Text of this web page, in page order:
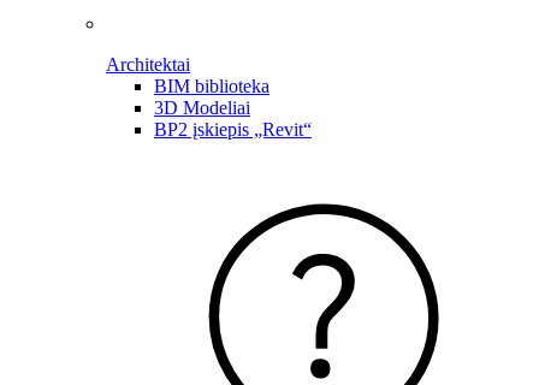
Architektai
BIM biblioteka
3D Modeliai
BP2 įskiepis „Revit“